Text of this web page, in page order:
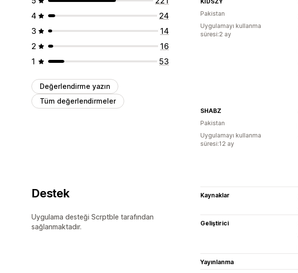
4
24
3
14
2
16
1
53
Değerlendirme yazın
Tüm değerlendirmeler
Pakistan
Uygulamayı kullanma
süresi:2 ay
SHABZ
Pakistan
Uygulamayı kullanma
süresi:12 ay
Destek
Uygulama desteği Scrptble tarafından
sağlanmaktadır.
Kaynaklar
Geliştirici
Yayınlanma